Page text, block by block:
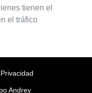
tienen el
el tráfico
Privacidad
Andrey